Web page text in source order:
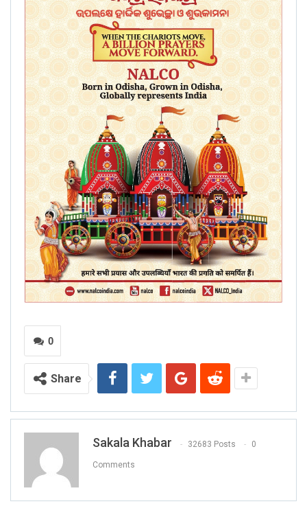
0
Share
Sakala Khabar 32683 Posts 0
Comments